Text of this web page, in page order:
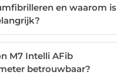
en waarom is
M7 Intelli AFib
betrouwbaar?